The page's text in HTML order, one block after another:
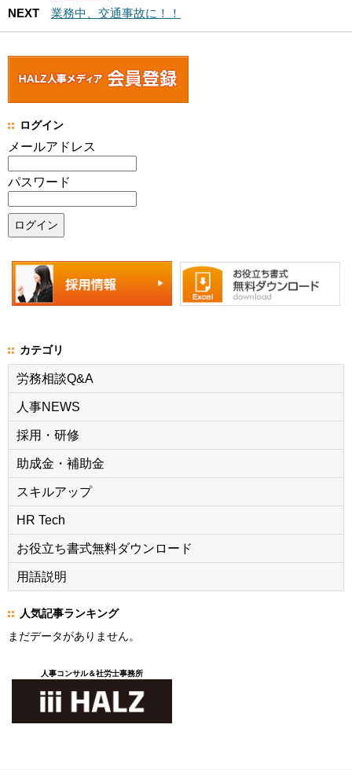
NEXT
業務中、交通事故に！！
ログイン
メールアドレス
パスワード
カテゴリ
労務相談Q&A
人事NEWS
採用・研修
助成金・補助金
スキルアップ
HR Tech
お役立ち書式無料ダウンロード
用語説明
人気記事ランキング
まだデータがありません。
人事コンサル＆社労士事務所